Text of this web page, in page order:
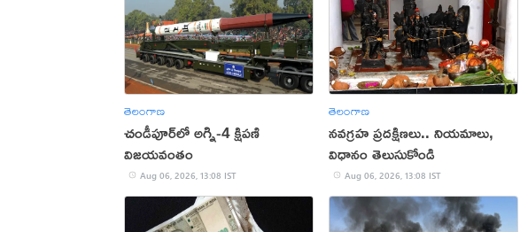
తెలంగాణ
చండీపూర్‌లో అగ్ని-4 క్షిపణి
విజయవంతం
Aug 06, 2026, 13:08 IST
తెలంగాణ
నవగ్రహ ప్రదక్షిణలు.. నియమాలు,
విధానం తెలుసుకోండి
Aug 06, 2026, 13:08 IST